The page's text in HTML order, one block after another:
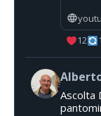
12
1
Ascolta